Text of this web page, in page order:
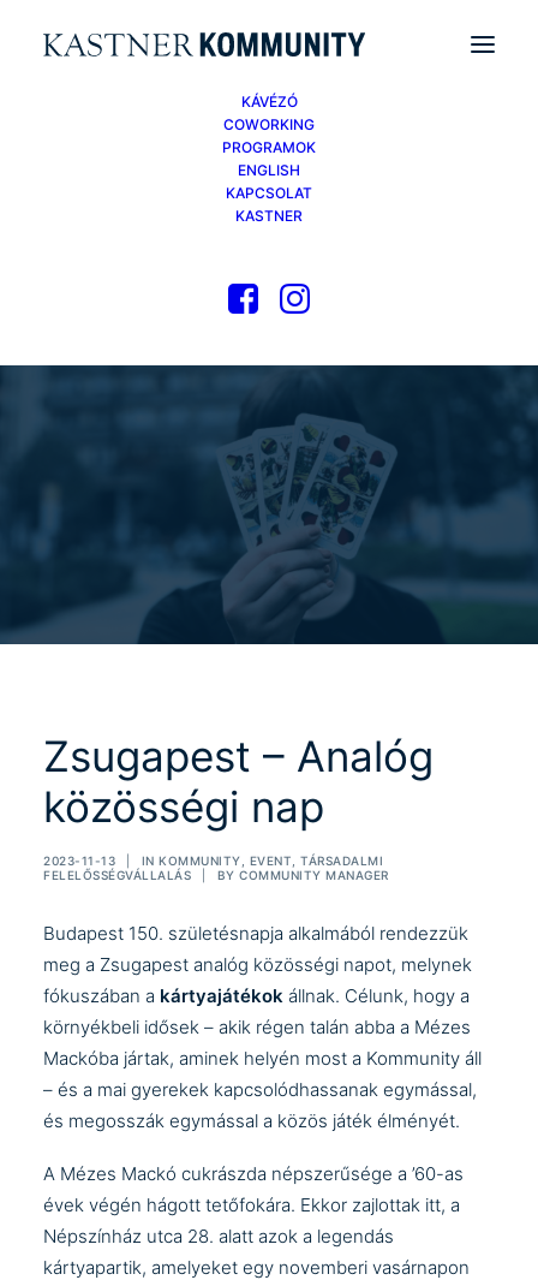
KÁVÉZÓ
COWORKING
PROGRAMOK
ENGLISH
KAPCSOLAT
KASTNER
Zsugapest – Analóg
közösségi nap
2023-11-13 IN KOMMUNITY EVENT
TÁRSADALMI
FELELŐSSÉGVÁLLALÁS
BY COMMUNITY MANAGER
Budapest 150. születésnapja alkalmából rendezzük
meg a Zsugapest analóg közösségi napot, melynek
fókuszában a kártyajátékok állnak. Célunk, hogy a
környékbeli idősek – akik régen talán abba a Mézes
Mackóba jártak, aminek helyén most a Kommunity áll
– és a mai gyerekek kapcsolódhassanak egymással,
és megosszák egymással a közös játék élményét.
A Mézes Mackó cukrászda népszerűsége a ’60-as
évek végén hágott tetőfokára. Ekkor zajlottak itt, a
Népszínház utca 28. alatt azok a legendás
kártyapartik, amelyeket egy novemberi vasárnapon